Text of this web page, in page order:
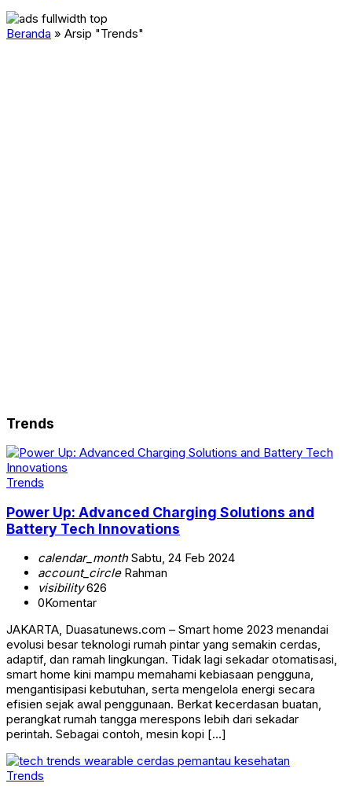
Beranda » Arsip "Trends"
Trends
Trends
Power Up: Advanced Charging Solutions and
Battery Tech Innovations
calendar_monthSabtu, 24 Feb 2024
account_circleRahman
visibility626
0Komentar
JAKARTA, Duasatunews.com – Smart home 2023 menandai
evolusi besar teknologi rumah pintar yang semakin cerdas,
adaptif, dan ramah lingkungan. Tidak lagi sekadar otomatisasi,
smart home kini mampu memahami kebiasaan pengguna,
mengantisipasi kebutuhan, serta mengelola energi secara
efisien sejak awal penggunaan. Berkat kecerdasan buatan,
perangkat rumah tangga merespons lebih dari sekadar
perintah. Sebagai contoh, mesin kopi […]
Trends